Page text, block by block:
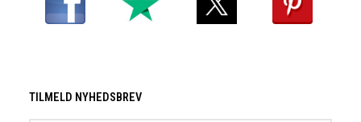
TILMELD NYHEDSBREV